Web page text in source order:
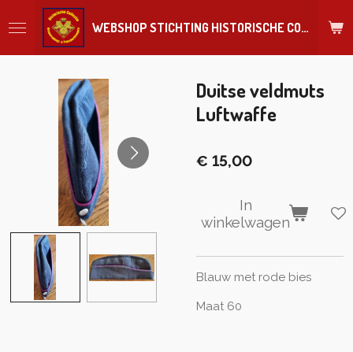
direct
hoofdinhoud
WEBSHOP STICHTING HISTORISCHE COLLECTIE REGIMENT
Duitse veldmuts
Luftwaffe
€ 15,00
In
winkelwagen
Blauw met rode bies
Maat 60